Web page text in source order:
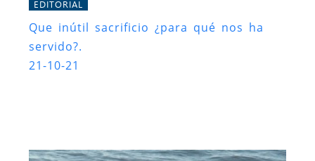
EDITORIAL
Que inútil sacrificio ¿para qué nos ha
servido?.
21-10-21